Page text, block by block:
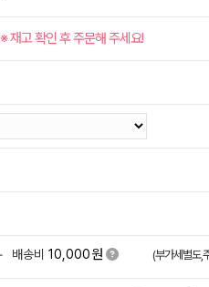
※ 재고 확인 후 주문해 주세요!
배송비 10,000원 (부가세별도,